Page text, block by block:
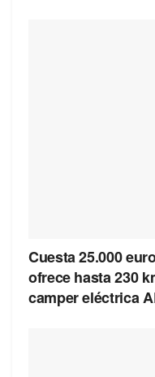
Cuesta 25.000
ofrece hasta 230
camper eléctrica